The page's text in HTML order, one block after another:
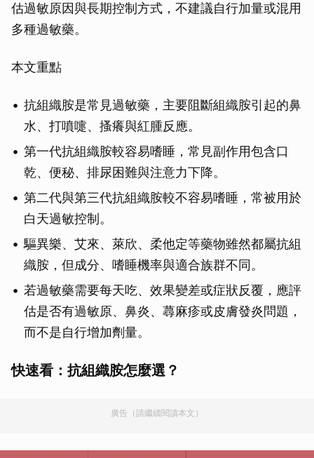
估過敏原因與長期控制方式，不建議自行加量或混用
多種過敏藥。
本文重點
抗組織胺是常見過敏藥，主要阻斷組織胺引起的鼻
水、打噴嚏、搔癢與紅腫反應。
第一代抗組織胺較容易嗜睡，常見副作用包含口
乾、便秘、排尿困難與注意力下降。
第二代與第三代抗組織胺較不容易嗜睡，常被用於
白天過敏控制。
驅異樂、艾來、萊欣、柔他定等藥物雖然都屬抗組
織胺，但成分、嗜睡機率與適合族群不同。
若過敏藥需要每天吃、效果變差或症狀反覆，應評
估是否有過敏原、鼻炎、蕁麻疹或皮膚發炎問題，
而不是自行增加劑量。
快速看：抗組織胺怎麼選？
廣告（請繼續閱讀本文）